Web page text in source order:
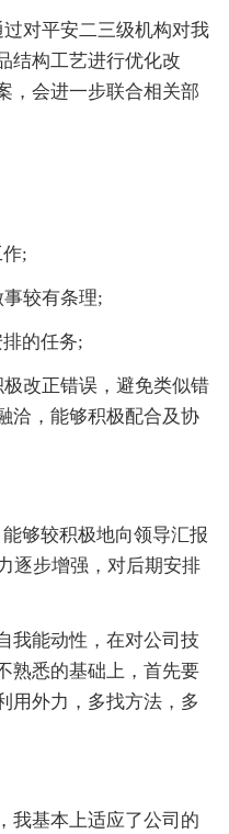
对平安二三级机构对我
结构工艺进行优化改
，会进一步联合相关部
;
较有条理;
的任务;
改正错误，避免类似错
洽，能够积极配合及协
够较积极地向领导汇报
逐步增强，对后期安排
能动性，在对公司技
熟悉的基础上，首先要
用外力，多找方法，多
基本上适应了公司的